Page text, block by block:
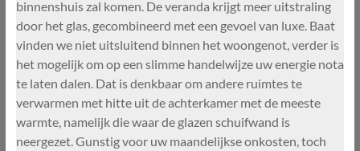
binnenshuis zal komen. De veranda krijgt meer uitstraling
door het glas, gecombineerd met een gevoel van luxe. Baat
vinden we niet uitsluitend binnen het woongenot, verder is
het mogelijk om op een slimme handelwijze uw energie nota
te laten dalen. Dat is denkbaar om andere ruimtes te
verwarmen met hitte uit de achterkamer met de meeste
warmte, namelijk die waar de glazen schuifwand is
neergezet. Gunstig voor uw maandelijkse onkosten, toch